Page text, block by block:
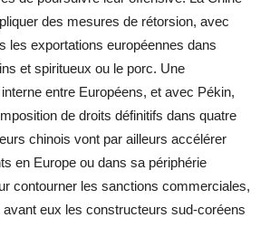
des mesures de rétorsion, avec
les exportations européennes dans
et spiritueux ou le porc. Une
entre Européens, et avec Pékin,
de droits définitifs dans quatre
chinois vont par ailleurs accélérer
en Europe ou dans sa périphérie
contourner les sanctions commerciales,
avant eux les constructeurs sud-coréens